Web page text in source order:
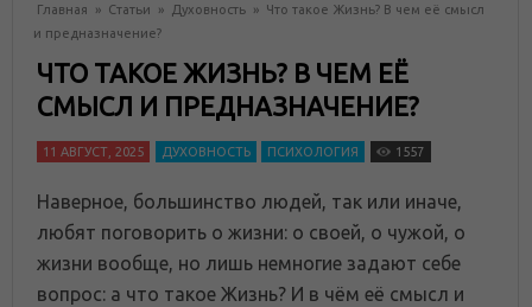
Главная » Статьи » Духовность » Что такое Жизнь? В чем её смысл
и предназначение?
ЧТО ТАКОЕ ЖИЗНЬ? В ЧЕМ ЕЁ
СМЫСЛ И ПРЕДНАЗНАЧЕНИЕ?
11 АВГУСТ, 2025 ДУХОВНОСТЬ ПСИХОЛОГИЯ 1557
Наверное, большинство людей, так или иначе,
любят поговорить о жизни: о своей, о чужой, о
жизни вообще, но лишь немногие задают себе
вопрос: а что такое Жизнь? И в чём её смысл и